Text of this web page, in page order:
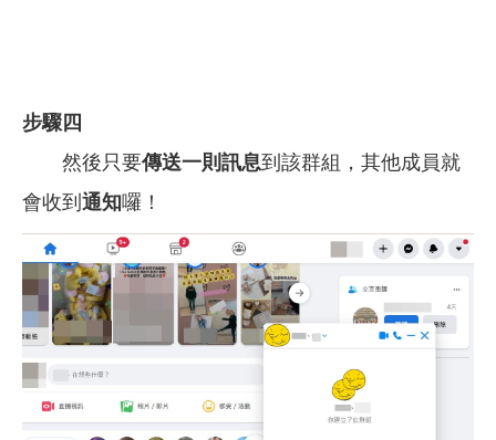
步驟四
然後只要傳送一則訊息到該群組，其他成員就
會收到 通知囉！